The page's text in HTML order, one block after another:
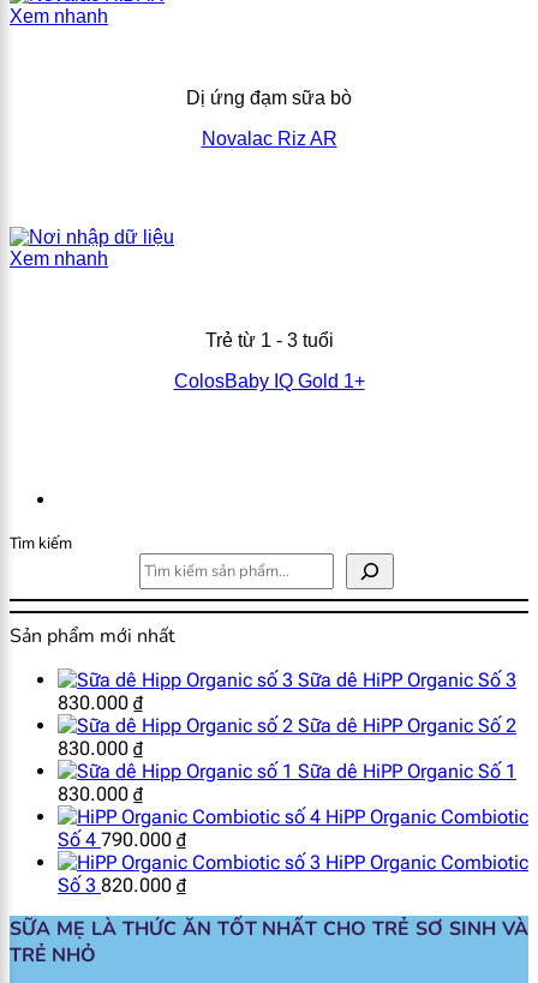
Xem nhanh
Dị ứng đạm sữa bò
Novalac Riz AR
Xem nhanh
Trẻ từ 1 - 3 tuổi
ColosBaby IQ Gold 1+
Tìm kiếm
Sản phẩm mới nhất
Sữa dê HiPP Organic Số 3
830.000 ₫
Sữa dê HiPP Organic Số 2
830.000 ₫
Sữa dê HiPP Organic Số 1
830.000 ₫
HiPP Organic Combiotic
Số 4 790.000 ₫
HiPP Organic Combiotic
Số 3 820.000 ₫
SỮA MẸ LÀ THỨC ĂN TỐT NHẤT CHO TRẺ SƠ SINH VÀ
TRẺ NHỎ